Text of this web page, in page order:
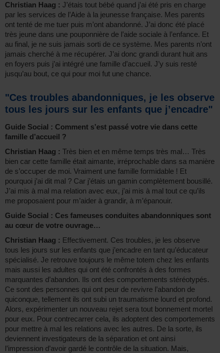
Christian Haag : J’étais tout bébé quand j’ai été pris en charge
par les services de l’Aide à la jeunesse française. Mes parents
ont tenté de me tuer puis m’ont abandonné. J’ai donc été placé
très jeune dans une pouponnière de l’aide sociale à l’enfance. Et
au final, je ne suis jamais sorti de ce système. Mes parents n’ont
jamais cherché à me récupérer. J’ai donc grandi durant huit ans
en foyers puis j’ai intégré une famille d’accueil. J’y suis resté
jusqu’au bout, ce qui pour moi fut une chance.
"Ces troubles abandonniques, je les observe
tous les jours sur les enfants que j’encadre"
Guide Social : Comment s’est passé votre vie dans cette
famille d’accueil ?
Christian Haag : Très bien et en même temps très mal… Très
bien car cette famille était aimante, irréprochable dans sa manière
de s’occuper de moi. Vraiment une famille formidable ! Et
pourquoi j’ai dit mal ? Car j’étais un gamin complètement bousillé.
J’ai mis à mal ma relation avec eux, j’ai mis à mal tout ce qu’ils
me proposaient pour m’aider à grandir, à m’épanouir.
Guide Social : Ces fameuses conduites abandonniques sont
au cœur de votre ouvrage…
Christian Haag : Effectivement. Ces troubles, je les observe
tous les jours sur les enfants que j’encadre en tant qu’éducateur
spécialisé. Je retrouve toujours le même totem chez les enfants
mais aussi les adultes qui ont été confrontés à des formes
marquantes d’abandon. Ils ont des comportements stéréotypés.
Ce sont des personnes qui ont peur de revivre l’abandon de
quiconque, tellement ils ont subi un traumatisme lourd et profond.
Alors, expérimenter un nouveau rejet sera tout bonnement mortel
pour eux. Pour contrecarrer cela, ils adoptent des comportements
pour mettre à mal les relations avec les autres. De la sorte, ils
deviennent investigateurs de la séparation et ont ainsi
l’impression d’avoir gardé le contrôle de la situation. Mais,